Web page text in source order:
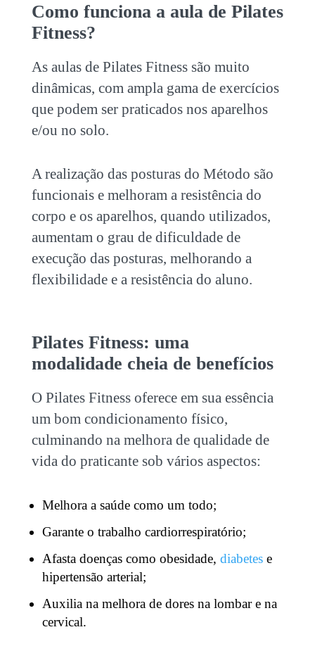
Como funciona a aula de Pilates
Fitness?
As aulas de Pilates Fitnesssão muito
dinâmicas, com ampla gama de exercícios
que podem ser praticados nos aparelhos
e/ou no solo.
A realização das posturas do Método são
funcionais e melhoram a resistência do
corpo e os aparelhos, quando utilizados,
aumentam o grau de dificuldade de
execução das posturas, melhorando a
flexibilidade e a resistência do aluno.
Pilates Fitness: uma
modalidade cheia de benefícios
O Pilates Fitnessoferece em sua essência
um bom condicionamento físico,
culminando na melhora de qualidade de
vida do praticante sob vários aspectos:
Melhora a saúde como um todo;
Garante o trabalho cardiorrespiratório;
Afasta doenças como obesidade, diabetese
hipertensão arterial;
Auxilia na melhora de dores na lombar e na
cervical.